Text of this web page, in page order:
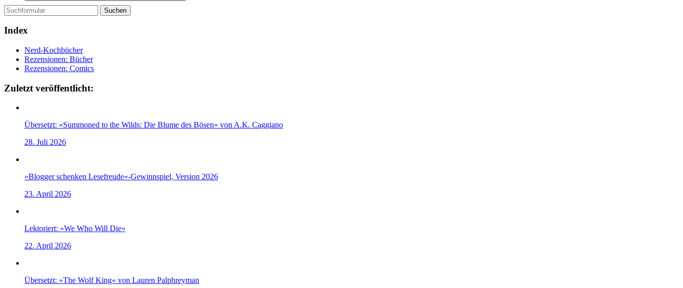
Suchen
Index
Nerd-Kochbücher
Rezensionen: Bücher
Rezensionen: Comics
Zuletzt veröffentlicht:
Übersetzt: »Summoned to the Wilds: Die Blume des Bösen« von A.K. Caggiano
28. Juli 2026
»Blogger schenken Lesefreude«-Gewinnspiel, Version 2026
23. April 2026
Lektoriert: »We Who Will Die«
22. April 2026
Übersetzt: »The Wolf King« von Lauren Palphreyman